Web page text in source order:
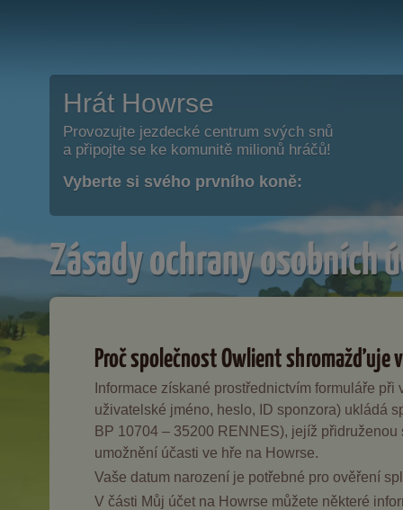
Hrát Howrse
Provozujte jezdecké centrum svých snů
a připojte se ke komunitě milionů hráčů!
Vyberte si svého prvního koně:
Zásady ochrany osobních
Proč společnost Owlient shromažďuje
Informace získané prostřednictvím formuláře
uživatelské jméno, heslo, ID sponzora) ukládá
BP 10704 – 35200 RENNES), jejíž
umožnění účasti ve hře na Howrse.
Vaše datum narození je potřebné pro ověření
V části Můj účet na Howrse můžete některé